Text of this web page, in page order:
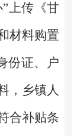
上传《甘
材料购置
份证、户
，乡镇人
合补贴条